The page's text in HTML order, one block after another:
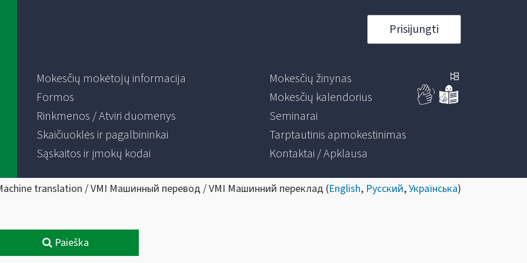
Prisijungti
Mokesčių mokėtojų informacija
Formos
Rinkmenos / Atviri duomenys
Skaičiuoklės ir pagalbininkai
Sąskaitos ir įmokų kodai
Mokesčių žinynas
Mokesčių kalendorius
Seminarai
Tarptautinis apmokestinimas
Kontaktai / Apklausa
translation / VMI Машинный перевод / VMI Машинний переклад (English, Русский,Українська)
Paieška